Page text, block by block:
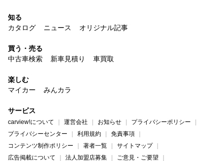
知る
カタログ
ニュース オリジナル記事
買う・売る
中古車検索
新車見積り 車買取
楽しむ
マイカー
みんカラ
サービス
carview!について 運営会社 お知らせ
プライバシーポリシー
プライバシーセンター
利用規約
免責事項
コンテンツ制作ポリシー
著者一覧
サイトマップ
広告掲載について
法人加盟店募集 ご意見・ご要望